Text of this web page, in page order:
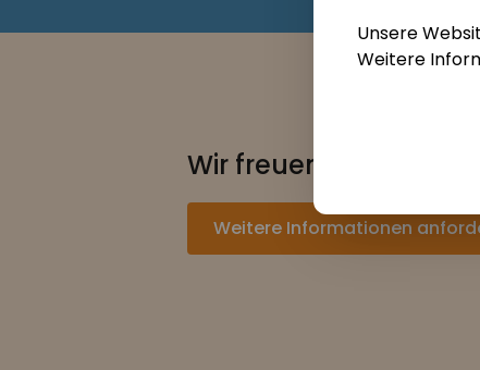
Wir freuen uns auf
Weitere Informationen
Job*
Unsere
Weitere